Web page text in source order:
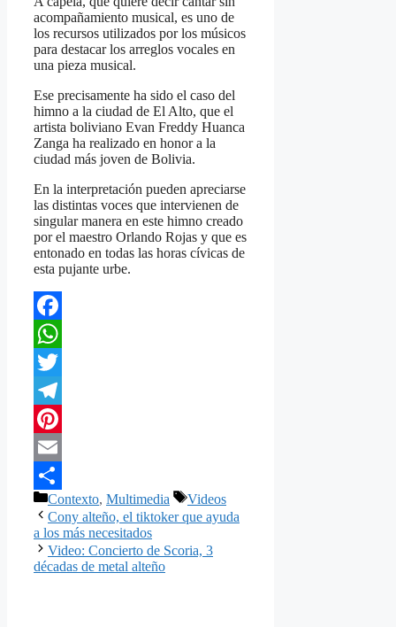
acompañamiento musical, es uno de
los recursos utilizados por los músicos
para destacar los arreglos vocales en
una pieza musical.
Ese precisamente ha sido el caso del
himno a la ciudad de El Alto, que el
artista boliviano Evan Freddy Huanca
Zanga ha realizado en honor a la
ciudad más joven de Bolivia.
En la interpretación pueden apreciarse
las distintas voces que intervienen de
singular manera en este himno creado
por el maestro Orlando Rojas y que es
entonado en todas las horas cívicas de
esta pujante urbe.
Facebook
WhatsApp
Twitter
Telegram
Pinterest
Email
Compartir
Categorías
Contexto, Multimedia Etiquetas
Videos
Cony alteño, el tiktoker que ayuda
a los más necesitados
Video: Concierto de Scoria, 3
décadas de metal alteño